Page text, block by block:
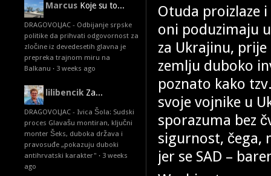
Marcus Koje su to...
DRAGOVOLJAC - Odbijanje srpske
politike da prihvati odgovornost za
zločine iz devedesetih glavna je
prepreka trajnom miru na
Balkanu · 3 weeks ago
lilibencik Za...
DRAGOVOLJAC - Ivica Šola: Sudski
proces Glavašu montiran, ključni
monter Šeks, duboka država i
pravosuđe „pokazuju duboki
antihrvatski karakter" · 3 weeks
ago
Otuda proizlaze
oni poduzimaju
za Ukrajinu,
zemlju duboko
poznato kako
svoje vojnike u
sporazuma bez
sigurnost, čega,
jer se SAD –